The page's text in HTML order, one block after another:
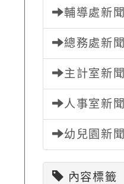
輔導處新聞
總務處新聞
主計室新聞
人事室新聞
幼兒園新聞
內容標籤